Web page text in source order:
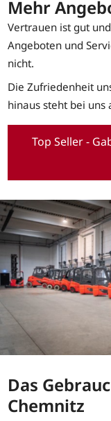
Mehr
Vertrauen ist gut
Angeboten und
nicht.
Die Zufriedenheit
hinaus steht bei uns
Top Seller -
Das
Chemnitz